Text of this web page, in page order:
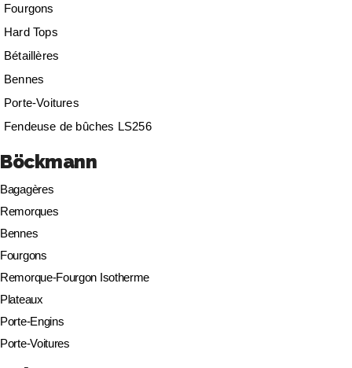
Fourgons
Hard Tops
Bétaillères
Bennes
Porte-Voitures
Fendeuse de bûches LS256
Böckmann
Bagagères
Remorques
Bennes
Fourgons
Remorque-Fourgon Isotherme
Plateaux
Porte-Engins
Porte-Voitures